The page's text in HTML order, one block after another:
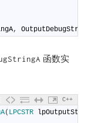
, OutputDebugStringA
函数实
C++
( LPCSTR lpOutputString